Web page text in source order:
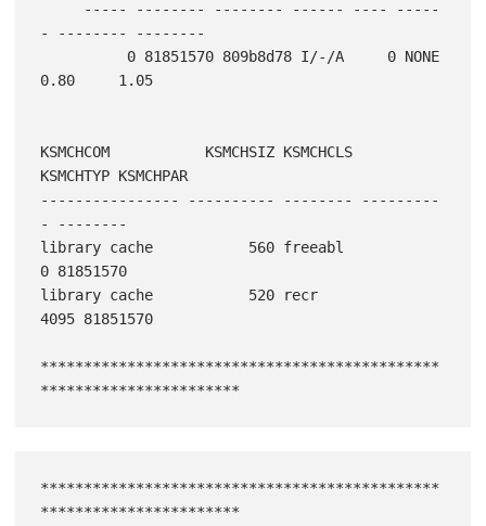
- -------- --------
0.80     1.05
KSMCHCOM           KSMCHSIZ KSMCHCLS
KSMCHTYP KSMCHPAR
---------------- ---------- -------- ---------
- --------
library cache           560 freeabl
0 81851570
library cache           520 recr
4095 81851570
**********************************************
**********************************************
***********************